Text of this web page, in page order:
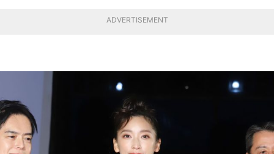
ADVERTISEMENT